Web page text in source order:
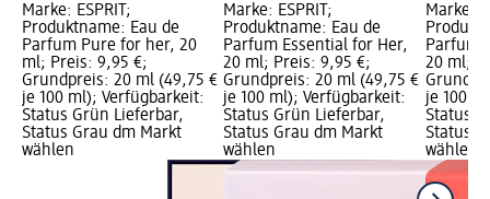
Marke: ESPRIT;
Produktname: Eau de
Parfum Pure for her, 20
ml; Preis: 9,95 €;
Grundpreis: 20 ml (49,75 €
je 100 ml); Verfügbarkeit:
Status Grün Lieferbar,
Status Grau dm Markt
wählen
Marke: ESPRIT;
Produktname: Eau de
Parfum Essential for Her,
20 ml; Preis: 9,95 €;
Grundpreis: 20 ml (49,75 €
je 100 ml); Verfügbarkeit:
Status Grün Lieferbar,
Status Grau dm Markt
wählen
Marke:
Parfum
20 ml;
je 100
Status
Status
wählen